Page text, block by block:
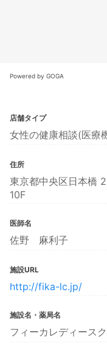
Powered by GOGA
店舗タイプ
女性の健康相談(医療
住所
東京都中央区日本橋
10F
医師名
佐野 麻利子
施設URL
http://fika-lc.jp/
施設名・薬局名
フィーカレディース